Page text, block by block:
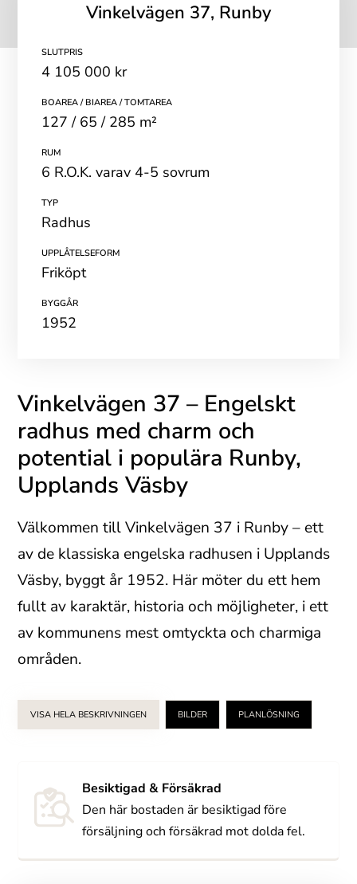
Vinkelvägen 37, Runby
SLUTPRIS
4 105 000 kr
BOAREA / BIAREA / TOMTAREA
127 / 65 / 285 m²
RUM
6 R.O.K. varav 4-5 sovrum
TYP
Radhus
UPPLÅTELSEFORM
Friköpt
BYGGÅR
1952
Vinkelvägen 37 – Engelskt
radhus med charm och
potential i populära Runby,
Upplands Väsby
Välkommen till Vinkelvägen 37 i Runby – ett
av de klassiska engelska radhusen i Upplands
Väsby, byggt år 1952. Här möter du ett hem
fullt av karaktär, historia och möjligheter, i ett
av kommunens mest omtyckta och charmiga
områden.
VISA HELA BESKRIVNINGEN BILDER PLANLÖSNING
Besiktigad & Försäkrad
Den här bostaden är besiktigad före
försäljning och försäkrad mot dolda fel.